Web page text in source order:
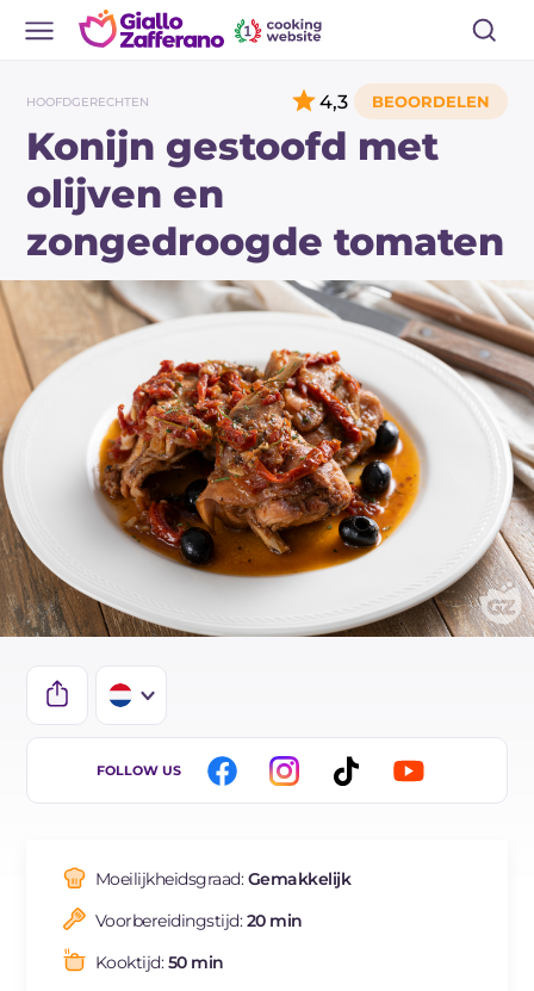
HOOFDGERECHTEN
Konijn gestoofd met
olijven en
zongedroogde tomaten
4,3
IT
ES
FR
BR
FOLLOW US
Moeilijkheidsgraad:Gemakkelijk
Voorbereidingstijd:20 min
Kooktijd:50 min